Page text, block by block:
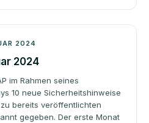
2024
2024
im Rahmen seines
10 neue Sicherheitshinweise
bereits veröffentlichten
gegeben. Der erste Monat